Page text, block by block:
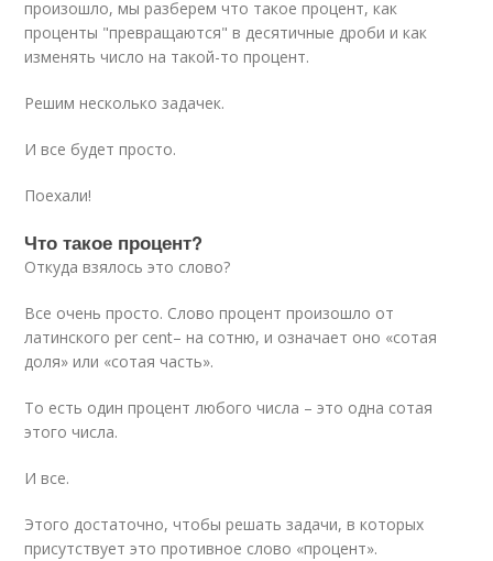
произошло, мы разберем что такое процент, как
проценты "превращаются" в десятичные дроби и как
изменять число на такой-то процент.
Решим несколько задачек.
И все будет просто.
Поехали!
Что такое процент?
Откуда взялось это слово?
Все очень просто. Слово процент произошло от
латинского per cent– на сотню, и означает оно «сотая
доля» или «сотая часть».
То есть один процент любого числа – это одна сотая
этого числа.
И все.
Этого достаточно, чтобы решать задачи, в которых
присутствует это противное слово «процент».